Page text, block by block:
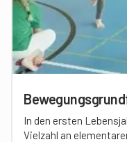
In den ersten
Vielzahl an